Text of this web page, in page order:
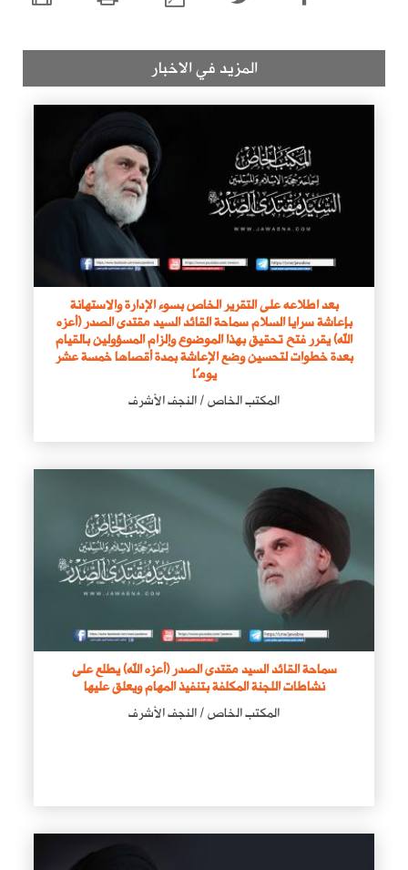
المزيد في الاخبار
بعد اطلاعه على التقرير الخاص بسوء الإدارة والاستهانة
بإعاشة سرايا السلام سماحة القائد السيد مقتدى الصدر (أعزه
الله) يقرر فتح تحقيق بهذا الموضوع وإلزام المسؤولين بالقيام
بعدة خطوات لتحسين وضع الإعاشة بمدة أقصاها خمسة عشر
يومًا
المكتب الخاص / النجف الأشرف
سماحة القائد السيد مقتدى الصدر (أعزه الله) يطلع على
نشاطات اللجنة المكلفة بتنفيذ المهام ويعلق عليها
المكتب الخاص / النجف الأشرف